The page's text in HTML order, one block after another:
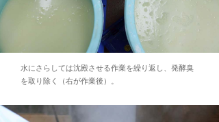
水にさらしては沈殿させる作業を繰り返し、発酵臭
を取り除く（右が作業後）。